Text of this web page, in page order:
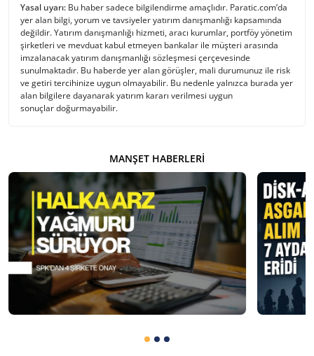
Yasal uyarı: Bu haber sadece bilgilendirme amaçlıdır. Paratic.com’da
yer alan bilgi, yorum ve tavsiyeler yatırım danışmanlığı kapsamında
değildir. Yatırım danışmanlığı hizmeti, aracı kurumlar, portföy yönetim
şirketleri ve mevduat kabul etmeyen bankalar ile müşteri arasında
imzalanacak yatırım danışmanlığı sözleşmesi çerçevesinde
sunulmaktadır. Bu haberde yer alan görüşler, mali durumunuz ile risk
ve getiri tercihinize uygun olmayabilir. Bu nedenle yalnızca burada yer
alan bilgilere dayanarak yatırım kararı verilmesi uygun
sonuçlar doğurmayabilir.
MANŞET HABERLERI